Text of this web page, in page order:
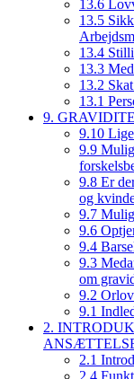
13.6
13.5
13.4
13.3
13.2
13.1
9.
9.10
9.9
9.8 Er
og
9.7
9.6
9.4
9.3
om
9.2
9.1
2.
2.1
2.4